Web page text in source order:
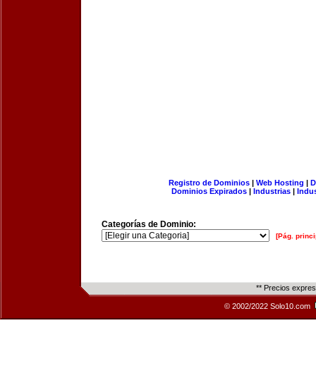
Registro de Dominios| Web Hosting |
Dominios Expirados | Industrias |
Categorías de Dominio:
[Pág.
** Precios
© 2002/2022 Solo10.com